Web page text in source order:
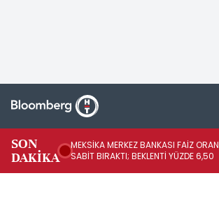
SON
DAKİKA
MEKSİKA MERKEZ BANKASI FAİZ
SABİT BIRAKTI; BEKLENTİ YÜZDE 6,50